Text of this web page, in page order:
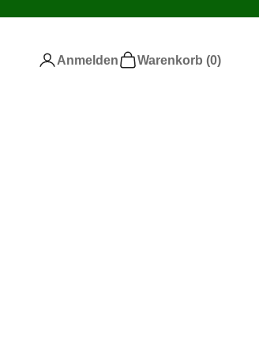
Anmelden
AnmeldenWarenkorb
Warenkorb (0)